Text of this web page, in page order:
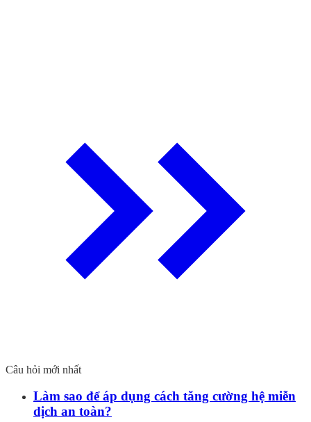
Câu hỏi mới nhất
Làm sao để áp dụng cách tăng cường hệ miễn
dịch an toàn?